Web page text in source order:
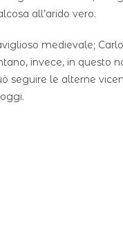
all’arido vero.
medievale;
invece, in questo
seguire le alterne